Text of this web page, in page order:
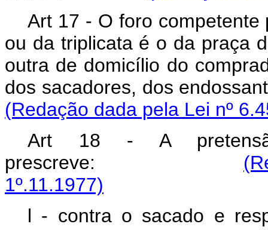
Art 17 - O foro
ou da triplicata é o da praça
outra de domicílio do
dos sacadores, dos
(Redação dada pela Lei nº
Art 18 - A
prescreve:
1º.11.1977)
l - contra o sacado e